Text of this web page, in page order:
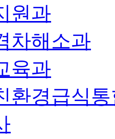
원과
차해소과
육과
환경급식